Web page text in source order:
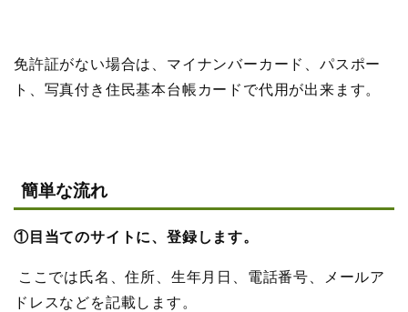
免許証がない場合は、マイナンバーカード、パスポー
ト、写真付き住民基本台帳カードで代用が出来ます。
簡単な流れ
①目当てのサイトに、登録します。
ここでは氏名、住所、生年月日、電話番号、メールア
ドレスなどを記載します。